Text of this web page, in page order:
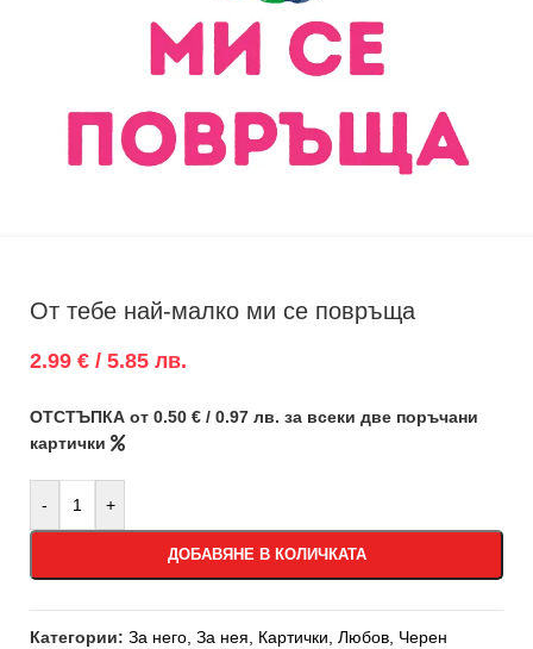
От тебе най-малко ми се повръща
2.99 € / 5.85 лв.
ОТСТЪПКА от 0.50 € / 0.97 лв. за всеки две поръчани
картички
- +
ДОБАВЯНЕ В КОЛИЧКАТА
Категории: За него За нея Картички Любов Черен